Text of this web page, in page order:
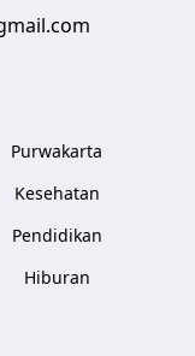
Purwakarta
Kesehatan
Pendidikan
Hiburan